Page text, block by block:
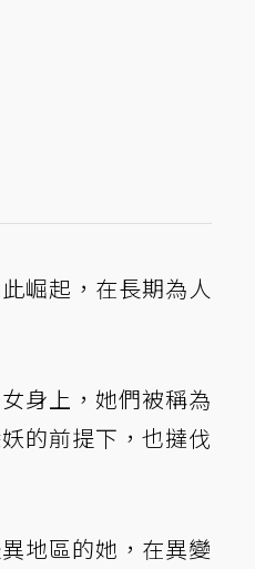
崛起，在長期為人
身上，她們被稱為
的前提下，也撻伐
地區的她，在異變